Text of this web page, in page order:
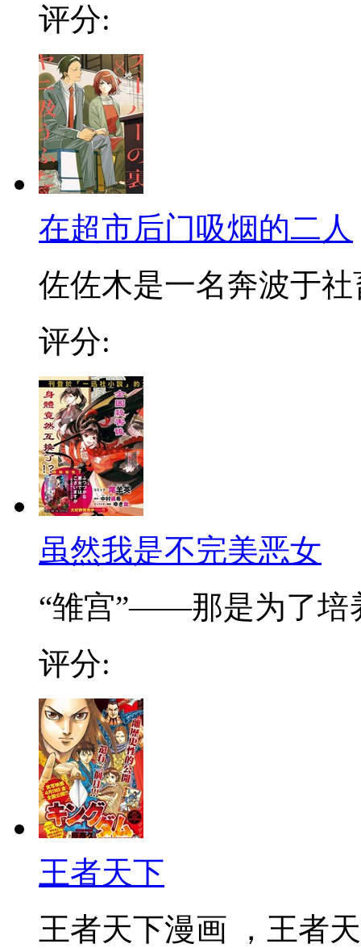
评分:
在超市后门吸烟的二人
佐佐木是一名奔波于社
评分:
虽然我是不完美恶女
“雏宫”——那是为了培
评分:
王者天下
王者天下漫画 ，王者